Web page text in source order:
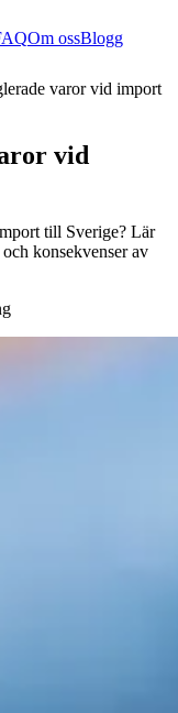
Om ossBlogg
varor vid import
vid
till Sverige? Lär
konsekvenser av